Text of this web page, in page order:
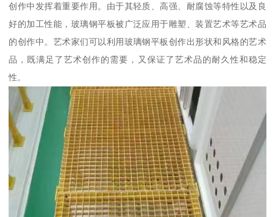
创作中发挥着重要作用。由于其轻质、高强、耐腐蚀等特性以及良
好的加工性能，玻璃钢平板被广泛应用于雕塑、装置艺术等艺术品
的创作中。艺术家们可以利用玻璃钢平板创作出形状和风格的艺术
品，既满足了艺术创作的需要，又保证了艺术品的耐久性和稳定
性。